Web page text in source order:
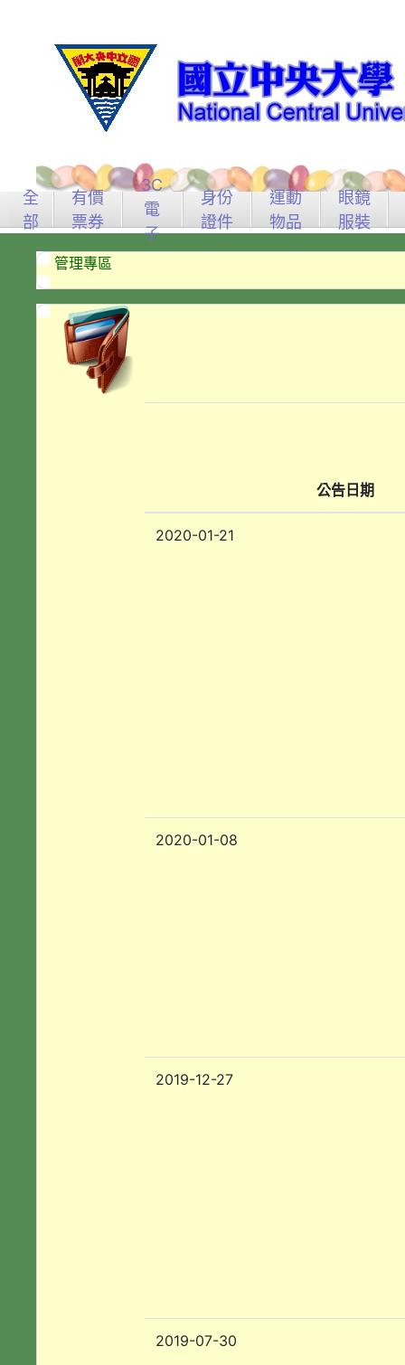
全
部
有價
票券
3C
電
子
身份
證件
運動
物品
眼鏡
服裝
管理專區
公告日期
2020-01-21
2020-01-08
2019-12-27
2019-07-30